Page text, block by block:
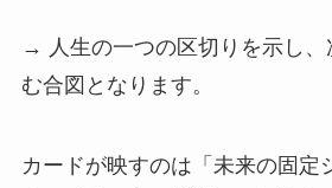
→ 人生の一つの区切りを示し、
む合図となります。
カードが映すのは「未来の固定